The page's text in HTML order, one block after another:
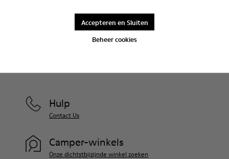
Beheer cookies
Accepteren en Sluiten
Hulp
Contact Us
Camper-winkels
Onze dichtstbijzijnde winkel zoeken